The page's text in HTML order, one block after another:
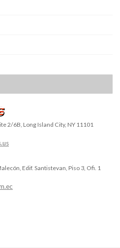
2/6B, Long Island City, NY 11101
Edif. Santistevan, Piso 3, Ofi. 1